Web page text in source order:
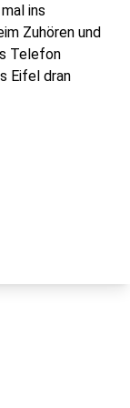
ins
Zuhören und
Telefon
Eifel dran